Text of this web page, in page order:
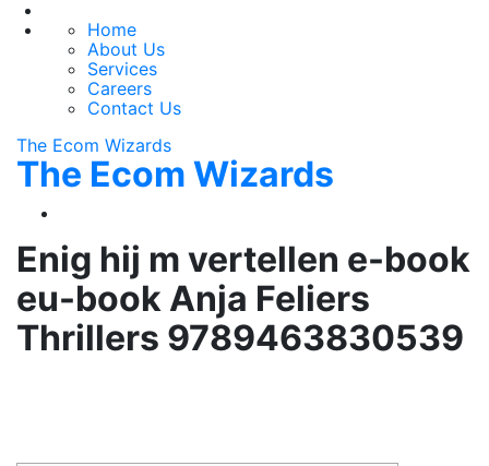
Home
About Us
Services
Careers
Contact Us
The Ecom Wizards
The Ecom Wizards
Enig hij m vertellen e-book
eu-book Anja Feliers
Thrillers 9789463830539